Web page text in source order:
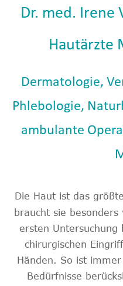
Hautärzte
Dermatologie,
Phlebologie,
ambulante
Die Haut ist das
braucht sie
ersten Untersuchung
chirurgischen
Händen. So ist
Bedürfnisse
Dr. med. Irene